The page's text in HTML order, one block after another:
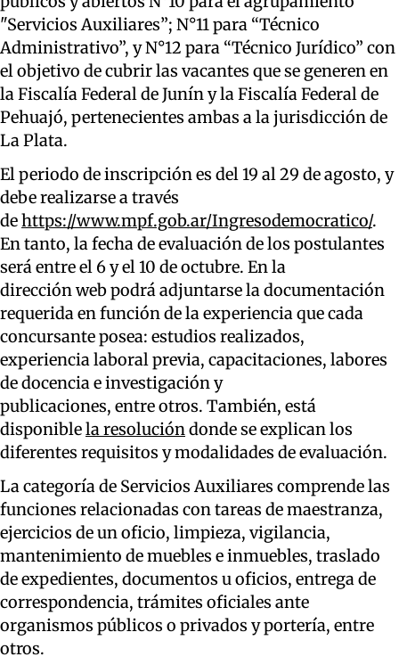
"Servicios Auxiliares”; N°11 para “Técnico
Administrativo”, y N°12 para “Técnico Jurídico” con
el objetivo de cubrir las vacantes que se generen en
la Fiscalía Federal de Junín y la Fiscalía Federal de
Pehuajó, pertenecientes ambas a la jurisdicción de
La Plata.
El periodo de inscripción es del 19 al 29 de agosto, y
debe realizarse a través
dehttps://www.mpf.gob.ar/Ingresodemocratico/.
En tanto, la fecha de evaluación de los postulantes
será entre el 6 y el 10 de octubre. En la
dirección web podrá adjuntarse la documentación
requerida en función de la experiencia que cada
concursante posea: estudios realizados,
experiencia laboral previa, capacitaciones, labores
de docencia e investigación y
publicaciones, entre otros. También, está
disponiblela resolucióndonde se explican los
diferentes requisitos y modalidades de evaluación.
La categoría de Servicios Auxiliares comprende las
funciones relacionadas con tareas de maestranza,
ejercicios de un oficio, limpieza, vigilancia,
mantenimiento de muebles e inmuebles, traslado
de expedientes, documentos u oficios, entrega de
correspondencia, trámites oficiales ante
organismos públicos o privados y portería, entre
otros.